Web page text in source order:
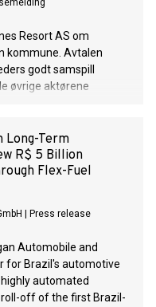
Resort AS om
kommune. Avtalen
godt samspill
øvrige aktørene
Long-Term
R$ 5 Billion
Flex-Fuel
Press release
Automobile and
for Brazil's automotive
automated
off of the first Brazil-